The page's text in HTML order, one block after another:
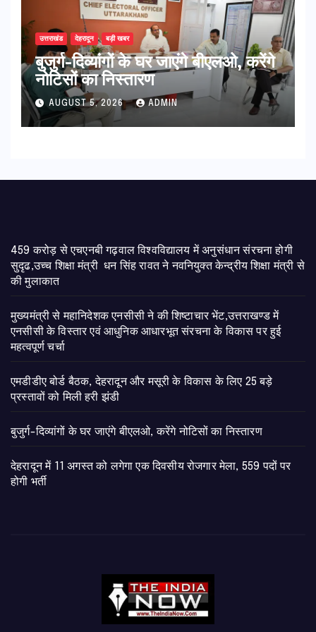
उत्तराखंड देहरादून बड़ी खबर
बुजुर्ग-दिव्यांगों के घर जाएंगे बीएलओ, करेंगे
नोटिसों का निस्तारण
AUGUST 5, 2026 ADMIN
459 करोड़ से एचएनबी गढ़वाल विश्वविद्यालय में अनुसंधान संरचना होगी
सुदृढ,उच्च शिक्षा मंत्री धन सिंह रावत ने नवनियुक्त केन्द्रीय शिक्षा मंत्री से
की मुलाकात
मुख्यमंत्री से महानिदेशक एनसीसी ने की शिष्टाचार भेंट,उत्तराखण्ड में
एनसीसी के विस्तार एवं आधुनिक आधारभूत संरचना के विकास पर हुई
महत्वपूर्ण चर्चा
एमडीडीए बोर्ड बैठक, देहरादून और मसूरी के विकास के लिए 25 बड़े
प्रस्तावों को मिली हरी झंडी
बुजुर्ग-दिव्यांगों के घर जाएंगे बीएलओ, करेंगे नोटिसों का निस्तारण
​देहरादून में 11 अगस्त को लगेगा एक दिवसीय रोजगार मेला, 559 पदों पर
होगी भर्ती